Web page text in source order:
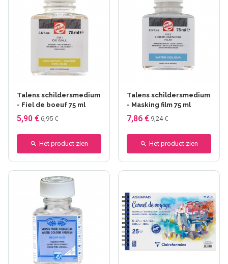
Talens schildersmedium
- Fiel de boeuf 75 ml
5,90 € 6,95 €
Het product zien
Talens schildersmedium
- Masking film 75 ml
7,86 € 9,24 €
Het product zien